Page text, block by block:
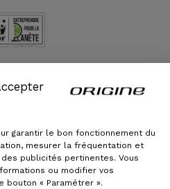
garantir le bon fonctionnement du
mesurer la fréquentation et
publicités pertinentes. Vous
ou modifier vos
bouton « Paramétrer ».
Cycles